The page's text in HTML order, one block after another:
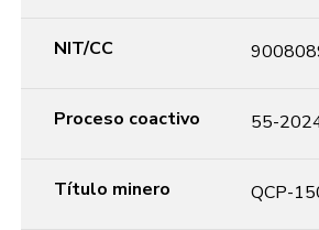
NIT/CC
Proceso coactivo 55-
Título minero QCP-